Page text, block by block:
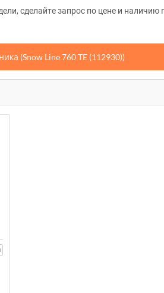
сделайте запрос по цене и
(Snow Line 760 TE (112930))